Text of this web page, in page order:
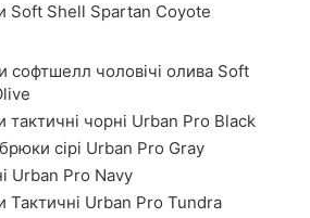
Soft Shell Spartan Coyote
софтшелл чоловічі олива Soft
тактичні чорні Urban Pro Black
сірі Urban Pro Gray
Urban Pro Navy
Тактичні Urban Pro Tundra